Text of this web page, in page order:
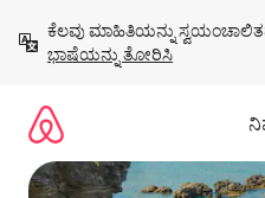
ಹೋಗಿ
ಕೆಲವು ಮಾಹಿತಿಯನ್ನು
ಭಾಷೆಯನ್ನು ತೋರಿಸಿ